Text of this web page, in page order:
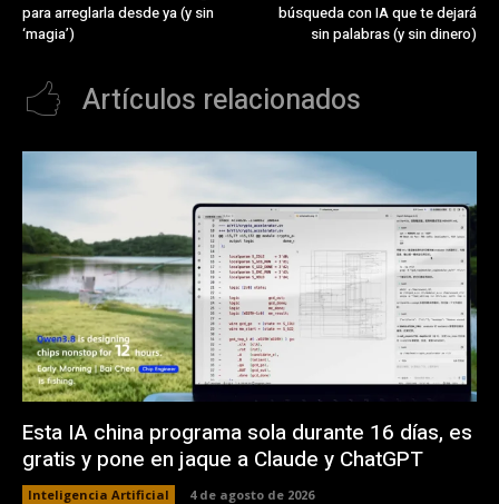
para arreglarla desde ya (y sin
‘magia’)
búsqueda con IA que te dejará
sin palabras (y sin dinero)
Artículos relacionados
Esta IA china programa sola durante 16 días, es
gratis y pone en jaque a Claude y ChatGPT
Inteligencia Artificial 4 de agosto de 2026